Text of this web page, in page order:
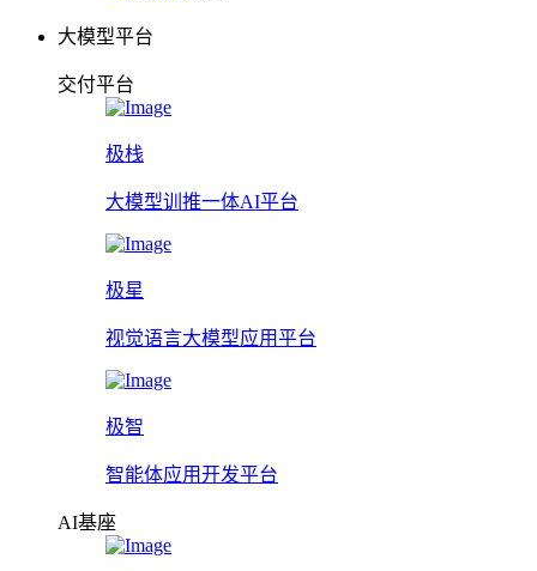
大模型平台
交付平台
极栈
大模型训推一体AI平台
极星
视觉语言大模型应用平台
极智
智能体应用开发平台
AI基座